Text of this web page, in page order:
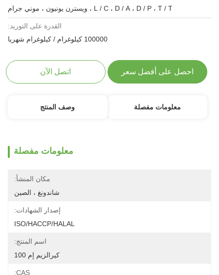
L / C ، D / A ، D / P ، T / T ، ويسترن يونيون ، موني جرام
القدرة على التوريد:
100000 كيلوغرام / كيلوغرام شهريا
احصل على أفضل سعر اتصل الآن
معلومات مفصلة وصف المنتج
معلومات مفصلة
مكان المنشأ:
شاندونغ ، الصين
إصدار الشهادات:
ISO/HACCP/HALAL
اسم المنتج:
كيرالزيم إم 100
CAS: